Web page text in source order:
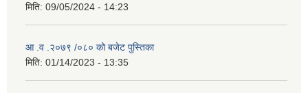
मिति: 09/05/2024 - 14:23
आ .व .२०७९ /०८० को बजेट पुस्तिका
मिति: 01/14/2023 - 13:35